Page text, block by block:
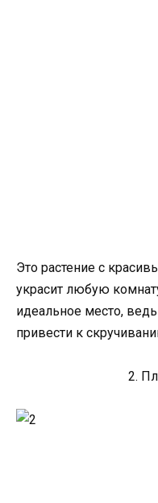
Это растение с
украсит любую
идеальное место,
привести к
2.